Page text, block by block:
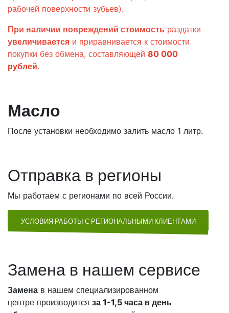
рабочей поверхности зубьев).
При наличии повреждений стоимость раздатки
увеличивается и приравнивается к стоимости
покупки без обмена, составляющей 80 000
рублей.
Масло
После установки необходимо залить масло 1 литр.
Отправка в регионы
Мы работаем с регионами по всей России.
УСЛОВИЯ РАБОТЫ С РЕГИОНАЛЬНЫМИ КЛИЕНТАМИ
Замена в нашем сервисе
Замена в нашем специализированном
центре производится за 1-1,5 часа в день